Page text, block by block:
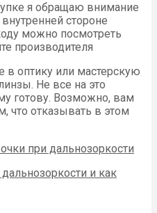
я обращаю внимание
стороне
можно посмотреть
производителя
в оптику или мастерскую
Не все на это
готову. Возможно, вам
что отказывать в этом